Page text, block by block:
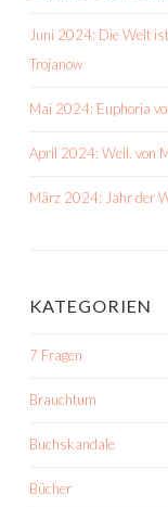
Juni 2024: Die Welt
Trojanow
Mai 2024: Euphoria
April 2024: Weil. von
März 2024: Jahr der
KATEGORIEN
7 Fragen
Brauchtum
Buchskandale
Bücher